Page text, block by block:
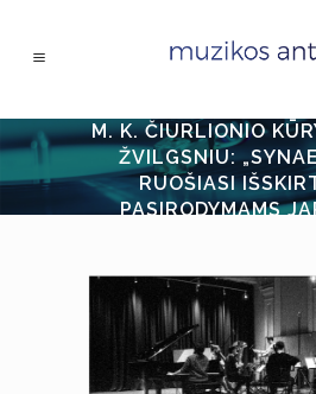
M. K. ČIURLIONIO
ŽVILGSNIU:
RUOŠIASI
PASIRODYMAMS